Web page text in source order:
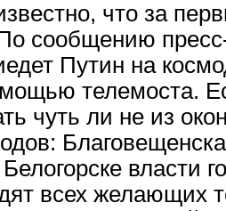
что за
сообщению
Путин на
телемоста.
чуть ли не из
власти
всех желающих